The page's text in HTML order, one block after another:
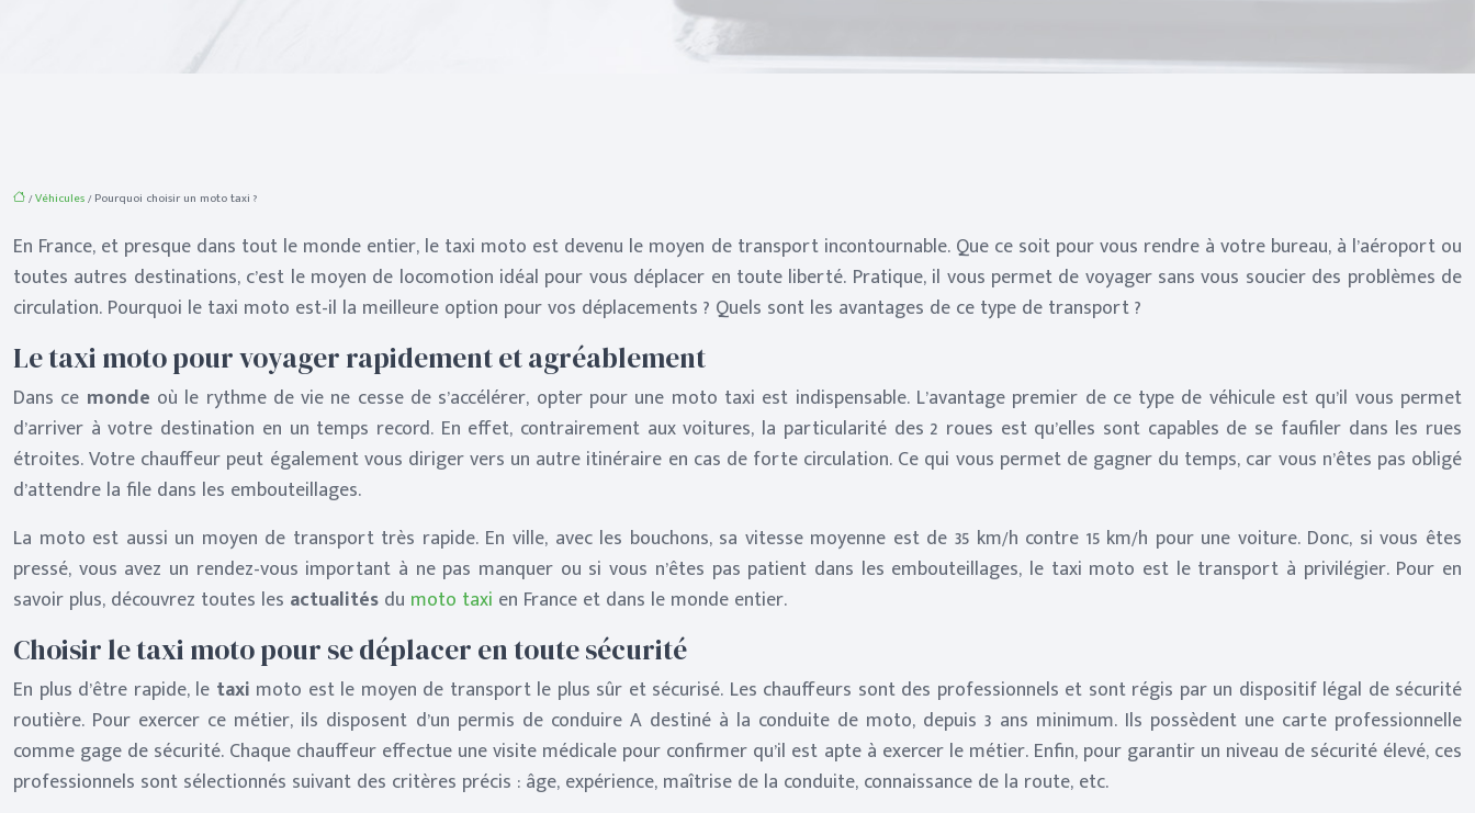
/Véhicules/ Pourquoi choisir un moto taxi ?
En France, et presque dans tout le monde entier, le taxi moto est devenu le moyen de transport incontournable. Que ce soit pour vous rendre à votre bureau, à l’aéroport ou
toutes autres destinations, c’est le moyen de locomotion idéal pour vous déplacer en toute liberté. Pratique, il vous permet de voyager sans vous soucier des problèmes de
circulation. Pourquoi le taxi moto est-il la meilleure option pour vos déplacements ? Quels sont les avantages de ce type de transport ?
Le taxi moto pour voyager rapidement et agréablement
Dans ce monde où le rythme de vie ne cesse de s’accélérer, opter pour une moto taxi est indispensable. L’avantage premier de ce type de véhicule est qu’il vous permet
d’arriver à votre destination en un temps record. En effet, contrairement aux voitures, la particularité des 2 roues est qu’elles sont capables de se faufiler dans les rues
étroites. Votre chauffeur peut également vous diriger vers un autre itinéraire en cas de forte circulation. Ce qui vous permet de gagner du temps, car vous n’êtes pas obligé
d’attendre la file dans les embouteillages.
La moto est aussi un moyen de transport très rapide. En ville, avec les bouchons, sa vitesse moyenne est de 35 km/h contre 15 km/h pour une voiture. Donc, si vous êtes
pressé, vous avez un rendez-vous important à ne pas manquer ou si vous n’êtes pas patient dans les embouteillages, le taxi moto est le transport à privilégier. Pour en
savoir plus, découvrez toutes les actualités du moto taxi en France et dans le monde entier.
Choisir le taxi moto pour se déplacer en toute sécurité
En plus d’être rapide, le taxi moto est le moyen de transport le plus sûr et sécurisé. Les chauffeurs sont des professionnels et sont régis par un dispositif légal de sécurité
routière. Pour exercer ce métier, ils disposent d’un permis de conduire A destiné à la conduite de moto, depuis 3 ans minimum. Ils possèdent une carte professionnelle
comme gage de sécurité. Chaque chauffeur effectue une visite médicale pour confirmer qu’il est apte à exercer le métier. Enfin, pour garantir un niveau de sécurité élevé, ces
professionnels sont sélectionnés suivant des critères précis : âge, expérience, maîtrise de la conduite, connaissance de la route, etc.